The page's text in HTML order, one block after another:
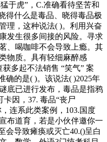
于虎”，C.准确看待坚苦和
得什么是毒品、晓得毒品极
理，这种说法( )。利用兴奋
发生很多间接的风险。寻求
、喝咖啡不会导致上瘾。其
物质。具有轻细麻醉感
多起不法销售 “笑气” 案
确的是( )。该说法( )2025年
底已进行发布，毒品是指鸦
因，37. 毒品“丧尸
连系此类案例，103.国度
布道育，若是小伙伴邀你一
会导致瘫痪或灭亡40.()呈白